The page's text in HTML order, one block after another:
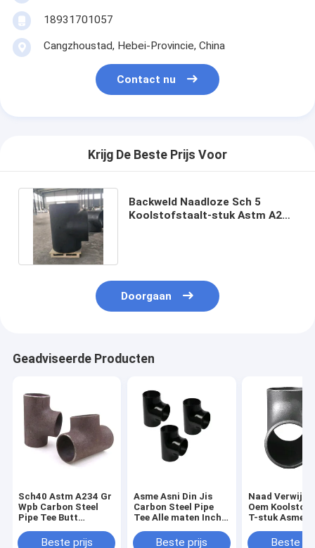
18931701057
Cangzhoustad, Hebei-Provincie, China
Contact nu
Krijg De Beste Prijs Voor
Backweld Naadloze Sch 5
Koolstofstaalt-stuk Astm A234
Doorgaan
Geadviseerde Producten
Sch40 Astm A234 Gr
Wpb Carbon Steel
Pipe Tee Butt
voorraadBeste prijs
Asme Asni Din Jis
Carbon Steel Pipe
Tee Alle maten Inch
Sch80Beste prijs
Naad
Oem
T-stuk Asme
Beste